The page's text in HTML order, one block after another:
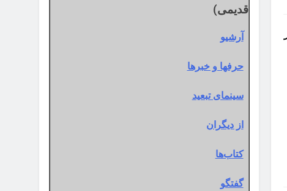
قدیمی)
آرشیو
حرفها و خبرها
سینمای تبعید
از دیگران
کتاب‌ها
گفتگو